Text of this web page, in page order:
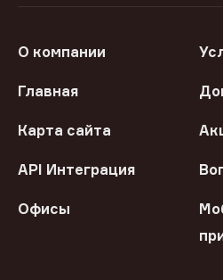
О компании
Главная
Карта сайта
API Интеграция
Офисы